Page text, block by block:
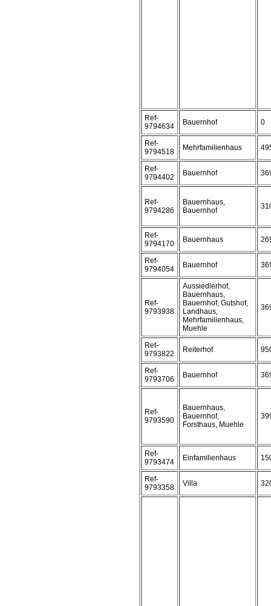
Ref-
9794634
Bauernhof 0
Ref-
9794518
Mehrfamilienhaus
Ref-
9794402
Bauernhof
Ref-
9794286
Bauernhaus,
Bauernhof
Ref-
9794170
Bauernhaus
Ref-
9794054
Bauernhof
Ref-
9793938
Aussiedlerhof,
Bauernhaus,
Bauernhof, Gutshof,
Landhaus,
Mehrfamilienhaus,
Muehle
Ref-
9793822
Reiterhof
Ref-
9793706
Bauernhof
Ref-
9793590
Bauernhaus,
Bauernhof,
Forsthaus, Muehle
Ref-
9793474
Einfamilienhaus
Ref-
9793358
Villa